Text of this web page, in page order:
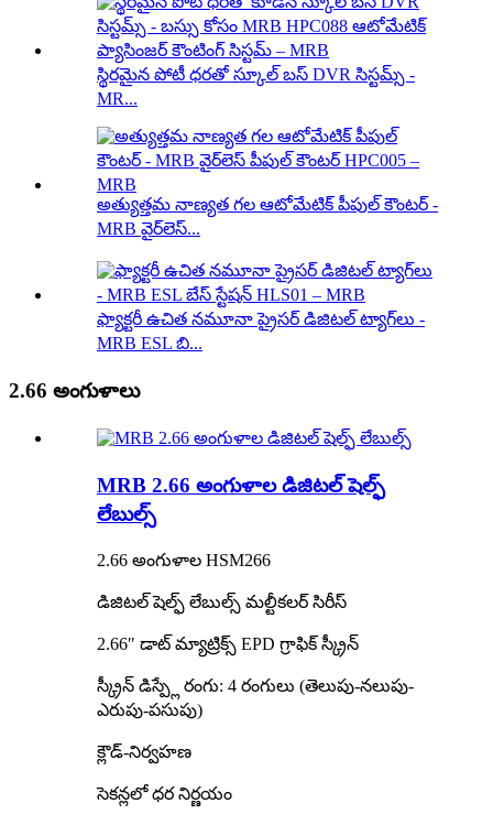
స్థిరమైన పోటీ ధరతో స్కూల్ బస్ DVR సిస్టమ్స్ -
MR...
అత్యుత్తమ నాణ్యత గల ఆటోమేటిక్ పీపుల్ కౌంటర్ -
MRB వైర్‌లెస్...
ఫ్యాక్టరీ ఉచిత నమూనా ప్రైసర్ డిజిటల్ ట్యాగ్‌లు -
MRB ESL బి...
2.66 అంగుళాలు
MRB 2.66 అంగుళాల డిజిటల్ షెల్ఫ్
లేబుల్స్
2.66 అంగుళాల HSM266
డిజిటల్ షెల్ఫ్ లేబుల్స్ మల్టీకలర్ సిరీస్
2.66″ డాట్ మ్యాట్రిక్స్ EPD గ్రాఫిక్ స్క్రీన్
స్క్రీన్ డిస్ప్లే రంగు: 4 రంగులు (తెలుపు-నలుపు-
ఎరుపు-పసుపు)
క్లౌడ్-నిర్వహణ
సెకన్లలో ధర నిర్ణయం